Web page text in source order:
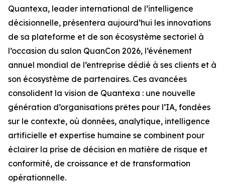
Quantexa, leader international de l’intelligence
décisionnelle, présentera aujourd’hui les innovations
de sa plateforme et de son écosystème sectoriel à
l’occasion du salon QuanCon 2026, l’événement
annuel mondial de l’entreprise dédié à ses clients et à
son écosystème de partenaires. Ces avancées
consolident la vision de Quantexa : une nouvelle
génération d’organisations prêtes pour l’IA, fondées
sur le contexte, où données, analytique, intelligence
artificielle et expertise humaine se combinent pour
éclairer la prise de décision en matière de risque et
conformité, de croissance et de transformation
opérationnelle.